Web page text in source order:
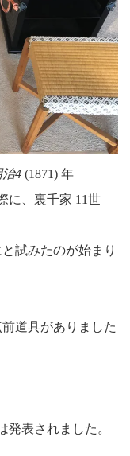
治4 (1871) 年
に、裏千家 11世
試みたのが始まり
道具がありました
発表されました。